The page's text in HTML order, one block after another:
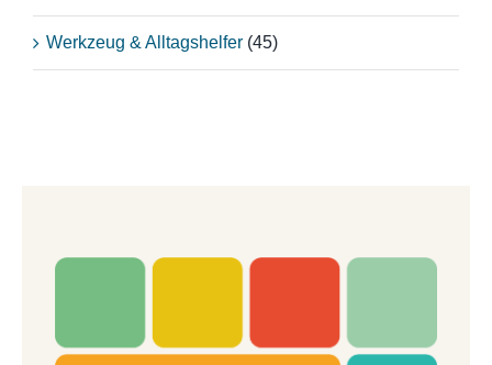
Werkzeug & Alltagshelfer (45)